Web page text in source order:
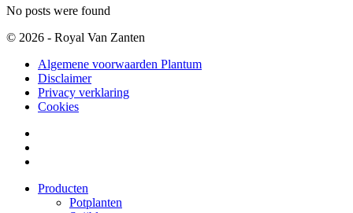
No posts were found
© 2026 - Royal Van Zanten
Algemene voorwaarden Plantum
Disclaimer
Privacy verklaring
Cookies
Producten
Potplanten